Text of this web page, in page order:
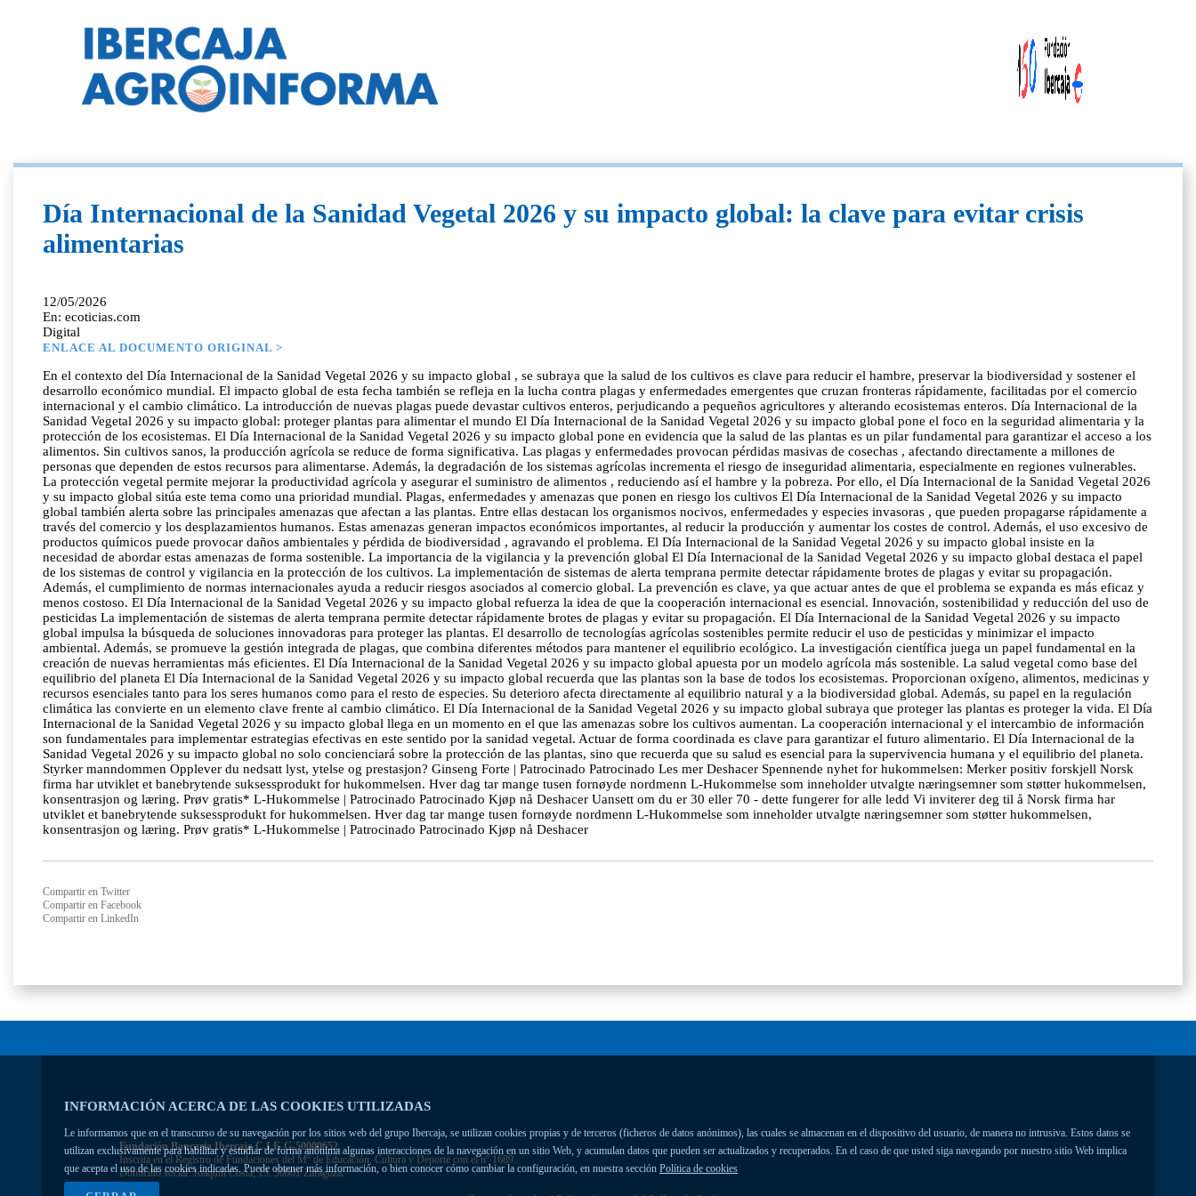
INFORMACIÓN ACERCA DE LAS COOKIES UTILIZADAS
Le informamos que en el transcurso de su navegación por los sitios web del grupo Ibercaja, se utilizan cookies propias y de terceros (ficheros de datos anónimos), las cuales se almacenan en el dispositivo del usuario, de manera no intrusiva. Estos datos se
utilizan exclusivamente para habilitar y estudiar de forma anónima algunas interacciones de la navegación en un sitio Web, y acumulan datos que pueden ser actualizados y recuperados. En el caso de que usted siga navegando por nuestro sitio Web implica
que acepta el uso de las cookies indicadas. Puede obtener más información, o bien conocer cómo cambiar la configuración, en nuestra sección Política de cookies
Día Internacional de la Sanidad Vegetal 2026 y su impacto global: la clave para evitar crisis
alimentarias
12/05/2026
En: ecoticias.com
Digital
ENLACE AL DOCUMENTO ORIGINAL >
En el contexto del Día Internacional de la Sanidad Vegetal 2026 y su impacto global , se subraya que la salud de los cultivos es clave para reducir el hambre, preservar la biodiversidad y sostener el
desarrollo económico mundial. El impacto global de esta fecha también se refleja en la lucha contra plagas y enfermedades emergentes que cruzan fronteras rápidamente, facilitadas por el comercio
internacional y el cambio climático. La introducción de nuevas plagas puede devastar cultivos enteros, perjudicando a pequeños agricultores y alterando ecosistemas enteros. Día Internacional de la
Sanidad Vegetal 2026 y su impacto global: proteger plantas para alimentar el mundo El Día Internacional de la Sanidad Vegetal 2026 y su impacto global pone el foco en la seguridad alimentaria y la
protección de los ecosistemas. El Día Internacional de la Sanidad Vegetal 2026 y su impacto global pone en evidencia que la salud de las plantas es un pilar fundamental para garantizar el acceso a los
alimentos. Sin cultivos sanos, la producción agrícola se reduce de forma significativa. Las plagas y enfermedades provocan pérdidas masivas de cosechas , afectando directamente a millones de
personas que dependen de estos recursos para alimentarse. Además, la degradación de los sistemas agrícolas incrementa el riesgo de inseguridad alimentaria, especialmente en regiones vulnerables.
La protección vegetal permite mejorar la productividad agrícola y asegurar el suministro de alimentos , reduciendo así el hambre y la pobreza. Por ello, el Día Internacional de la Sanidad Vegetal 2026
y su impacto global sitúa este tema como una prioridad mundial. Plagas, enfermedades y amenazas que ponen en riesgo los cultivos El Día Internacional de la Sanidad Vegetal 2026 y su impacto
global también alerta sobre las principales amenazas que afectan a las plantas. Entre ellas destacan los organismos nocivos, enfermedades y especies invasoras , que pueden propagarse rápidamente a
través del comercio y los desplazamientos humanos. Estas amenazas generan impactos económicos importantes, al reducir la producción y aumentar los costes de control. Además, el uso excesivo de
productos químicos puede provocar daños ambientales y pérdida de biodiversidad , agravando el problema. El Día Internacional de la Sanidad Vegetal 2026 y su impacto global insiste en la
necesidad de abordar estas amenazas de forma sostenible. La importancia de la vigilancia y la prevención global El Día Internacional de la Sanidad Vegetal 2026 y su impacto global destaca el papel
de los sistemas de control y vigilancia en la protección de los cultivos. La implementación de sistemas de alerta temprana permite detectar rápidamente brotes de plagas y evitar su propagación.
Además, el cumplimiento de normas internacionales ayuda a reducir riesgos asociados al comercio global. La prevención es clave, ya que actuar antes de que el problema se expanda es más eficaz y
menos costoso. El Día Internacional de la Sanidad Vegetal 2026 y su impacto global refuerza la idea de que la cooperación internacional es esencial. Innovación, sostenibilidad y reducción del uso de
pesticidas La implementación de sistemas de alerta temprana permite detectar rápidamente brotes de plagas y evitar su propagación. El Día Internacional de la Sanidad Vegetal 2026 y su impacto
global impulsa la búsqueda de soluciones innovadoras para proteger las plantas. El desarrollo de tecnologías agrícolas sostenibles permite reducir el uso de pesticidas y minimizar el impacto
ambiental. Además, se promueve la gestión integrada de plagas, que combina diferentes métodos para mantener el equilibrio ecológico. La investigación científica juega un papel fundamental en la
creación de nuevas herramientas más eficientes. El Día Internacional de la Sanidad Vegetal 2026 y su impacto global apuesta por un modelo agrícola más sostenible. La salud vegetal como base del
equilibrio del planeta El Día Internacional de la Sanidad Vegetal 2026 y su impacto global recuerda que las plantas son la base de todos los ecosistemas. Proporcionan oxígeno, alimentos, medicinas y
recursos esenciales tanto para los seres humanos como para el resto de especies. Su deterioro afecta directamente al equilibrio natural y a la biodiversidad global. Además, su papel en la regulación
climática las convierte en un elemento clave frente al cambio climático. El Día Internacional de la Sanidad Vegetal 2026 y su impacto global subraya que proteger las plantas es proteger la vida. El Día
Internacional de la Sanidad Vegetal 2026 y su impacto global llega en un momento en el que las amenazas sobre los cultivos aumentan. La cooperación internacional y el intercambio de información
son fundamentales para implementar estrategias efectivas en este sentido por la sanidad vegetal. Actuar de forma coordinada es clave para garantizar el futuro alimentario. El Día Internacional de la
Sanidad Vegetal 2026 y su impacto global no solo concienciará sobre la protección de las plantas, sino que recuerda que su salud es esencial para la supervivencia humana y el equilibrio del planeta.
Styrker manndommen Opplever du nedsatt lyst, ytelse og prestasjon? Ginseng Forte | Patrocinado Patrocinado Les mer Deshacer Spennende nyhet for hukommelsen: Merker positiv forskjell Norsk
firma har utviklet et banebrytende suksessprodukt for hukommelsen. Hver dag tar mange tusen fornøyde nordmenn L-Hukommelse som inneholder utvalgte næringsemner som støtter hukommelsen,
konsentrasjon og læring. Prøv gratis* L-Hukommelse | Patrocinado Patrocinado Kjøp nå Deshacer Uansett om du er 30 eller 70 - dette fungerer for alle ledd Vi inviterer deg til å Norsk firma har
utviklet et banebrytende suksessprodukt for hukommelsen. Hver dag tar mange tusen fornøyde nordmenn L-Hukommelse som inneholder utvalgte næringsemner som støtter hukommelsen,
konsentrasjon og læring. Prøv gratis* L-Hukommelse | Patrocinado Patrocinado Kjøp nå Deshacer
Compartir en Twitter
Compartir en Facebook
Compartir en LinkedIn
Fundación Bancaria Ibercaja C.I.F. G-50000652.
Inscrita en el Registro de Fundaciones del Mº de Educación, Cultura y Deporte con el nº 1689.
Domicilio social: Joaquín Costa, 13. 50001 Zaragoza.